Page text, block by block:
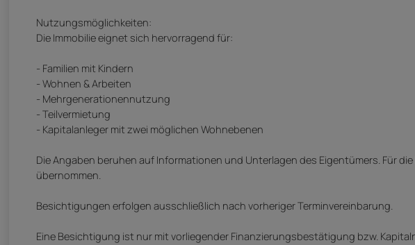
Nutzungsmöglichkeiten:
Die Immobilie eignet sich hervorragend für:
- Familien mit Kindern
- Wohnen & Arbeiten
- Mehrgenerationennutzung
- Teilvermietung
- Kapitalanleger mit zwei möglichen Wohnebenen
Die Angaben beruhen auf Informationen und Unterlagen des Eigentümers. Für
übernommen.
Besichtigungen erfolgen ausschließlich nach vorheriger Terminvereinbarung.
Eine Besichtigung ist nur mit vorliegender Finanzierungsbestätigung bzw.